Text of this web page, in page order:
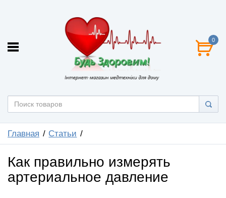
0
Главная Статьи
Как правильно измерять
артериальное давление